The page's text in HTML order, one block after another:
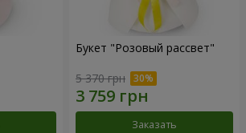
Букет "Розовый рассвет"
5 370 грн
Заказать